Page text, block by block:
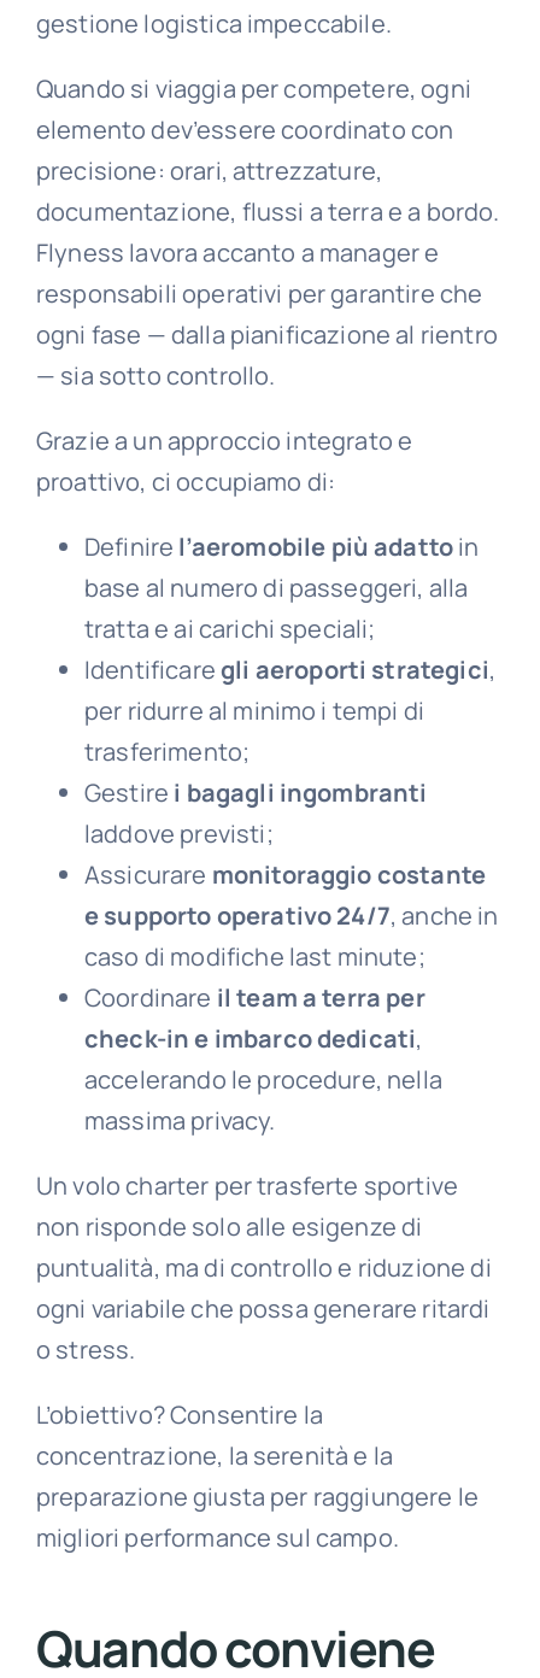
gestione logistica impeccabile.
Quando si viaggia per competere, ogni
elemento dev’essere coordinato con
precisione: orari, attrezzature,
documentazione, flussi a terra e a bordo.
Flyness lavora accanto a manager e
responsabili operativi per garantire che
ogni fase — dalla pianificazione al rientro
— sia sotto controllo.
Grazie a un approccio integrato e
proattivo, ci occupiamo di:
Definire l’aeromobile più adattoin
base al numero di passeggeri, alla
tratta e ai carichi speciali;
Identificaregli aeroporti strategici,
per ridurre al minimo i tempi di
trasferimento;
Gestire i bagagli ingombranti
laddove previsti;
Assicurare monitoraggio costante
e supporto operativo 24/7, anche in
caso di modifiche last minute;
Coordinare il team a terra per
check-in e imbarco dedicati,
accelerando le procedure, nella
massima privacy.
Un volo charter per trasferte sportive
non risponde solo alle esigenze di
puntualità, ma di controllo e riduzione di
ogni variabile che possa generare ritardi
o stress.
L’obiettivo? Consentire la
concentrazione, la serenità e la
preparazione giusta per raggiungere le
migliori performance sul campo.
Quando conviene